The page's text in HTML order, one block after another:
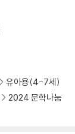
유아용(4-7세)
2024 문학나눔